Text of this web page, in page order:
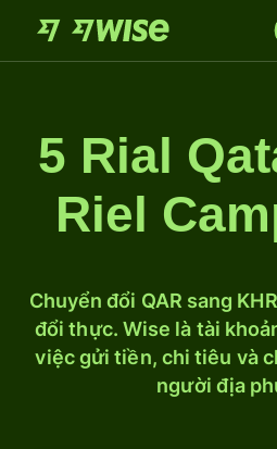
5 Rial
Riel
Chuyển đổi QAR sang
đổi thực. Wise là tài
việc gửi tiền, chi tiêu và
người địa